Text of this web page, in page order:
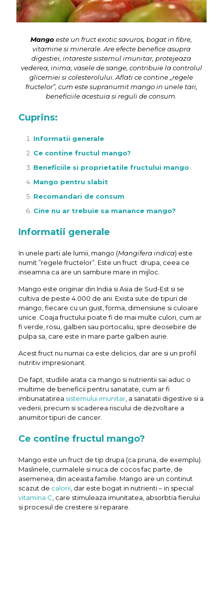
Mango este un fruct exotic savuros, bogat in fibre,
vitamine si minerale. Are efecte benefice asupra
digestiei, intareste sistemul imunitar, protejeaza
vederea, inima, vasele de sange, contribuie la controlul
glicemiei si colesterolului. Aflati ce contine „regele
fructelor”, cum este supranumit mango in unele tari,
beneficiile acestuia si reguli de consum.
Cuprins:
Informatii generale
Ce contine fructul mango?
Beneficiile si proprietatile fructului mango
Mango pentru slabit
Recomandari de consum
Cine nu ar trebuie sa manance mango?
Informatii generale
In unele parti ale lumii, mango (Mangifera indica) este
numit ”regele fructelor”. Este un fruct drupa, ceea ce
inseamna ca are un sambure mare in mijloc.
Mango este originar din India si Asia de Sud-Est si se
cultiva de peste 4.000 de ani. Exista sute de tipuri de
mango, fiecare cu un gust, forma, dimensiune si culoare
unice. Coaja fructului poate fi de mai multe culori, cum ar
fi verde, rosu, galben sau portocaliu, spre deosebire de
pulpa sa, care este in mare parte galben aurie.
Acest fruct nu numai ca este delicios, dar are si un profil
nutritiv impresionant.
De fapt, studiile arata ca mango si nutrientii sai aduc o
multime de beneficii pentru sanatate, cum ar fi
imbunatatirea sistemului imunitar, a sanatatii digestive si a
vederii, precum si scaderea riscului de dezvoltare a
anumitor tipuri de cancer.
Ce contine fructul mango?
Mango este un fruct de tip drupa (ca pruna, de exemplu).
Maslinele, curmalele si nuca de cocos fac parte, de
asemenea, din aceasta familie. Mango are un continut
scazut de calorii, dar este bogat in nutrienti – in special
vitamina C , care stimuleaza imunitatea, absorbtia fierului
si procesul de crestere si reparare.